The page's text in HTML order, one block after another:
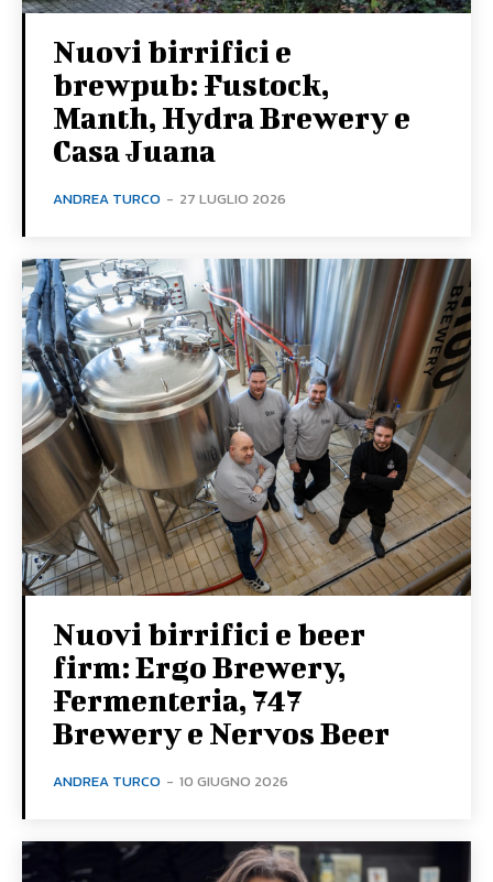
Nuovi birrifici e
brewpub: Fustock,
Manth, Hydra Brewery e
Casa Juana
ANDREA TURCO - 27 LUGLIO 2026
Nuovi birrifici e beer
firm: Ergo Brewery,
Fermenteria, 747
Brewery e Nervos Beer
ANDREA TURCO - 10 GIUGNO 2026